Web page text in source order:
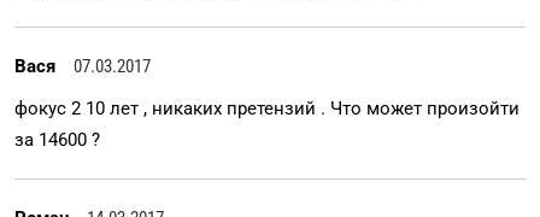
Вася
07.03.2017
фокус 2 10 лет , никаких претензий . Что может произойти
за 14600 ?